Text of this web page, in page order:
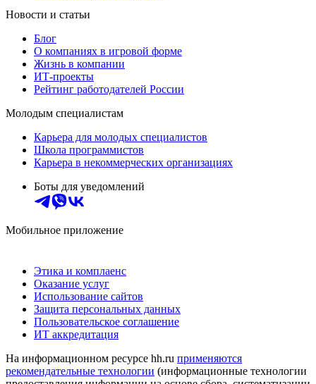
Новости и статьи
Блог
О компаниях в игровой форме
Жизнь в компании
ИТ-проекты
Рейтинг работодателей России
Молодым специалистам
Карьера для молодых специалистов
Школа программистов
Карьера в некоммерческих организациях
Боты для уведомлений
Мобильное приложение
Этика и комплаенс
Оказание услуг
Использование сайтов
Защита персональных данных
Пользовательское соглашение
ИТ аккредитация
На информационном ресурсе hh.ru применяются
рекомендательные технологии (информационные технологии